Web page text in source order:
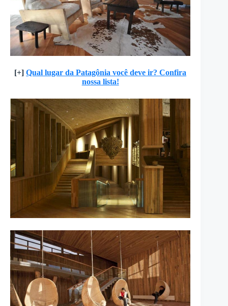
[+]Qual lugar da Patagônia você deve ir? Confira
nossa lista!